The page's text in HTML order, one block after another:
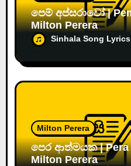
පෙම් අප්සරාවෝ | Pem Apsarawo by
Milton Perera
Sinhala Song Lyrics
Milton Perera
පෙර ආත්මයක | Pera Athmayaka by
Milton Perera